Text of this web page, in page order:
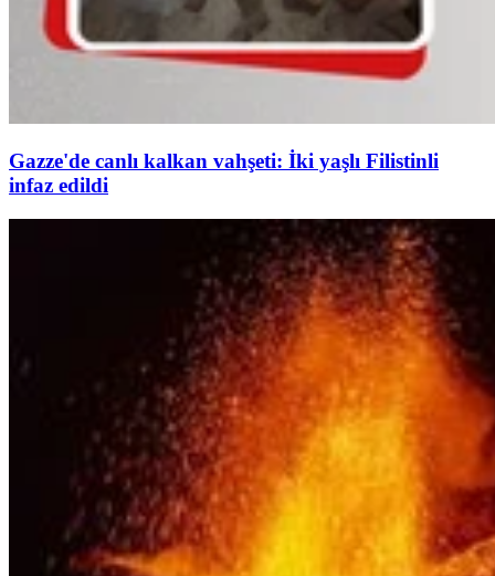
Gazze'de canlı kalkan vahşeti: İki yaşlı Filistinli
infaz edildi